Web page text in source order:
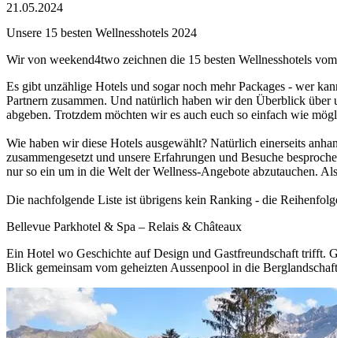
21.05.2024
Unsere 15 besten Wellnesshotels 2024
Wir von weekend4two zeichnen die 15 besten Wellnesshotels
Es gibt unzählige Hotels und sogar noch mehr Packages - wer
Partnern zusammen. Und natürlich haben wir den Überblick
abgeben. Trotzdem möchten wir es auch euch so einfach wie
Wie haben wir diese Hotels ausgewählt? Natürlich einerseits
zusammengesetzt und unsere Erfahrungen und Besuche
nur so ein um in die Welt der Wellness-Angebote abzutauchen.
Die nachfolgende Liste ist übrigens kein Ranking - die
Bellevue Parkhotel & Spa – Relais & Châteaux
Ein Hotel wo Geschichte auf Design und Gastfreundschaft trifft.
Blick gemeinsam vom geheizten Aussenpool in die